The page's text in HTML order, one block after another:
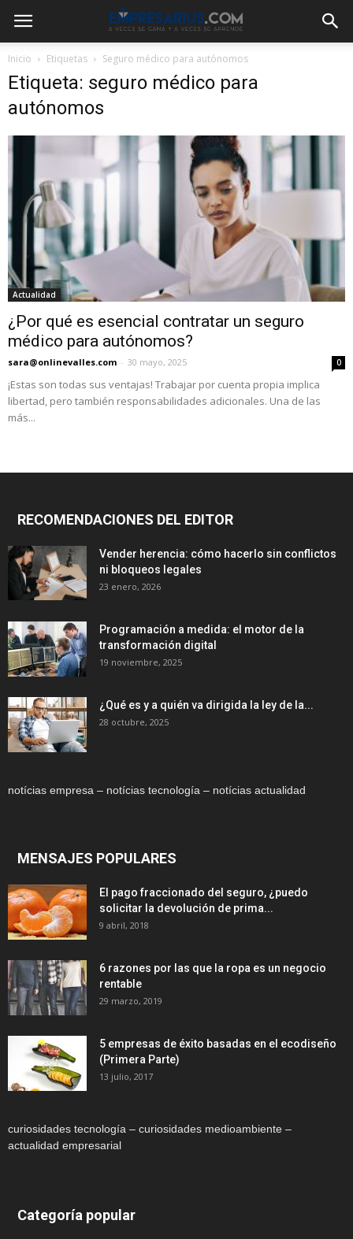
Inicio Etiquetas Seguro médico para autónomos
Etiqueta: seguro médico para
autónomos
Actualidad
¿Por qué es esencial contratar un seguro
médico para autónomos?
sara@onlinevalles.com - 30 mayo, 2025 0
¡Estas son todas sus ventajas! Trabajar por cuenta propia implica
libertad, pero también responsabilidades adicionales. Una de las
más...
RECOMENDACIONES DEL EDITOR
Vender herencia: cómo hacerlo sin conflictos
ni bloqueos legales
23 enero, 2026
Programación a medida: el motor de la
transformación digital
19 noviembre, 2025
¿Qué es y a quién va dirigida la ley de la...
28 octubre, 2025
notícias empresa – notícias tecnología – notícias actualidad
MENSAJES POPULARES
El pago fraccionado del seguro, ¿puedo
solicitar la devolución de prima...
9 abril, 2018
6 razones por las que la ropa es un negocio
rentable
29 marzo, 2019
5 empresas de éxito basadas en el ecodiseño
(Primera Parte)
13 julio, 2017
curiosidades tecnología – curiosidades medioambiente –
actualidad empresarial
Categoría popular